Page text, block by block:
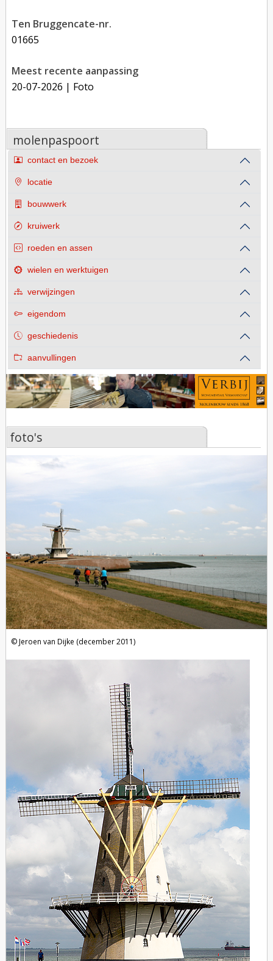
Ten Bruggencate-nr.
01665
Meest recente aanpassing
20-07-2026 | Foto
molenpaspoort
contact en bezoek
locatie
bouwwerk
kruiwerk
roeden en assen
wielen en werktuigen
verwijzingen
eigendom
geschiedenis
aanvullingen
foto's
Jeroen van Dijke (december 2011)